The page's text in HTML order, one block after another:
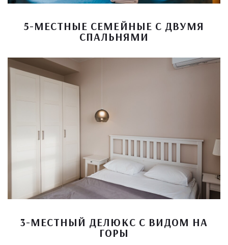
5-МЕСТНЫЕ СЕМЕЙНЫЕ С ДВУМЯ
СПАЛЬНЯМИ
3-МЕСТНЫЙ ДЕЛЮКС С ВИДОМ НА
ГОРЫ